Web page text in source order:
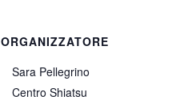
ORGANIZZATORE
Sara Pellegrino
Centro Shiatsu